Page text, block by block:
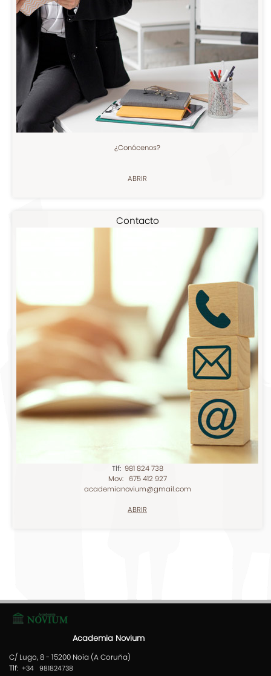
¿Conócenos?
ABRIR
Contacto
Tlf: 981 824 738
Mov: 675 412 927
academianovium@gmail.com
ABRIR
Academia Novium
C/ Lugo, 8 - 15200 Noia (A Coruña)
Tlf: +34 981824738